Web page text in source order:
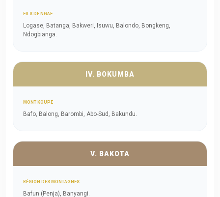
FILS DE NGAE
Logase, Batanga, Bakweri, Isuwu, Balondo, Bongkeng,
Ndogbianga.
IV. BOKUMBA
MONT KOUPÉ
Bafo, Balong, Barombi, Abo-Sud, Bakundu.
V. BAKOTA
RÉGION DES MONTAGNES
Bafun (Penja), Banyangi.